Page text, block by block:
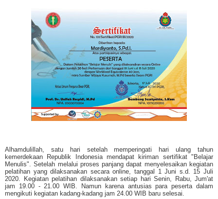
Alhamdulillah, satu hari setelah memperingati hari ulang tahun
kemerdekaan Republik Indonesia mendapat kiriman sertifikat "Belajar
Menulis". Setelah melalui proses panjang dapat menyelesaikan kegiatan
pelatihan yang dilaksanakan secara online, tanggal 1 Juni s.d. 15 Juli
2020. Kegiatan pelatihan dilaksanakan setiap hari Senin, Rabu, Jum'at
jam 19.00 - 21.00 WIB. Namun karena antusias para peserta dalam
mengikuti kegiatan kadang-kadang jam 24.00 WIB baru selesai.